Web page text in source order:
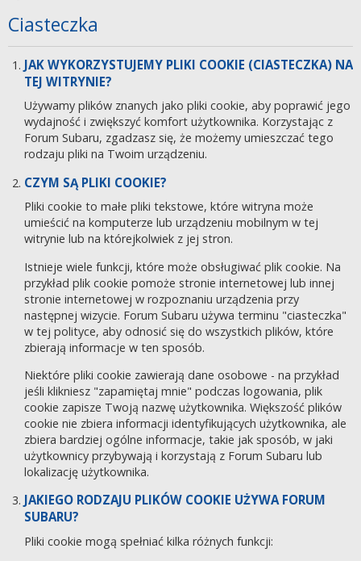
Ciasteczka
JAK WYKORZYSTUJEMY PLIKI COOKIE (CIASTECZKA) NA
TEJ WITRYNIE?
Używamy plików znanych jako pliki cookie, aby poprawić jego
wydajność i zwiększyć komfort użytkownika. Korzystając z
Forum Subaru, zgadzasz się, że możemy umieszczać tego
rodzaju pliki na Twoim urządzeniu.
CZYM SĄ PLIKI COOKIE?
Pliki cookie to małe pliki tekstowe, które witryna może
umieścić na komputerze lub urządzeniu mobilnym w tej
witrynie lub na którejkolwiek z jej stron.
Istnieje wiele funkcji, które może obsługiwać plik cookie. Na
przykład plik cookie pomoże stronie internetowej lub innej
stronie internetowej w rozpoznaniu urządzenia przy
następnej wizycie. Forum Subaru używa terminu "ciasteczka"
w tej polityce, aby odnosić się do wszystkich plików, które
zbierają informacje w ten sposób.
Niektóre pliki cookie zawierają dane osobowe - na przykład
jeśli klikniesz "zapamiętaj mnie" podczas logowania, plik
cookie zapisze Twoją nazwę użytkownika. Większość plików
cookie nie zbiera informacji identyfikujących użytkownika, ale
zbiera bardziej ogólne informacje, takie jak sposób, w jaki
użytkownicy przybywają i korzystają z Forum Subaru lub
lokalizację użytkownika.
JAKIEGO RODZAJU PLIKÓW COOKIE UŻYWA FORUM
SUBARU?
Pliki cookie mogą spełniać kilka różnych funkcji: